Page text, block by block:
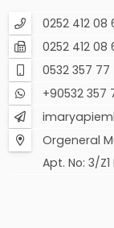
0252 412 08
0252 412 08
0532 357 77
+90532 357
Orgeneral
Apt. No: 3/